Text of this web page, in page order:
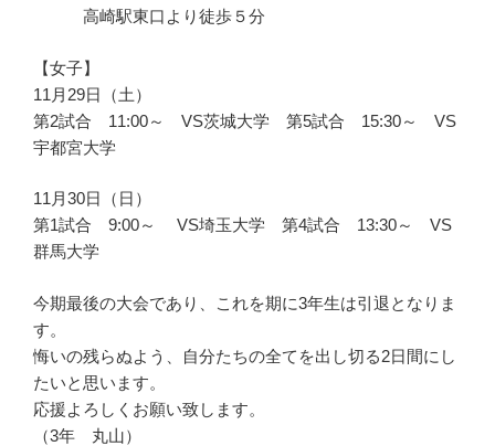
高崎駅東口より徒歩５分
【女子】
11月29日（土）
第2試合 11:00～ VS茨城大学 第5試合 15:30～ VS
宇都宮大学
11月30日（日）
第1試合 9:00～ VS埼玉大学 第4試合 13:30～ VS
群馬大学
今期最後の大会であり、これを期に3年生は引退となりま
す。
悔いの残らぬよう、自分たちの全てを出し切る2日間にし
たいと思います。
応援よろしくお願い致します。
（3年 丸山）